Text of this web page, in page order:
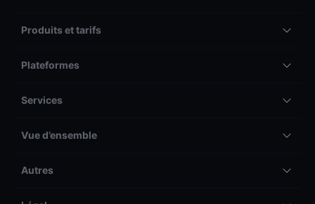
Produits et tarifs
Plateformes
Services
Vue d’ensemble
Autres